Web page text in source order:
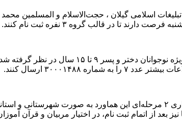
اسلامی گیلان ، حجت‌الاسلام و المسلمین
تا در قالب گروه ٣ نفره ثبت نام کنند.
وی با بیان اینکه مسابقه «هماوری
۳۰۰۰۱۴۸۸ ارسال کنند.
از اتمام ثبت نام، در اختیار مربیان و قرآن